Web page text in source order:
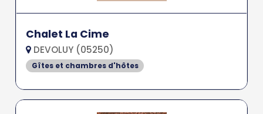
Chalet La Cime
DEVOLUY (05250)
Gîtes et chambres d'hôtes